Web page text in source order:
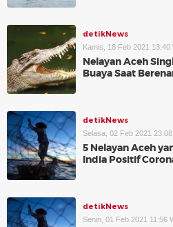
detikNews
Kamis, 18 Feb 2021 13:40
Nelayan Aceh
Buaya Saat
detikNews
Selasa, 02 Feb 2021
5 Nelayan Aceh
India Positif
detikNews
Senin, 01 Feb 2021 11:56